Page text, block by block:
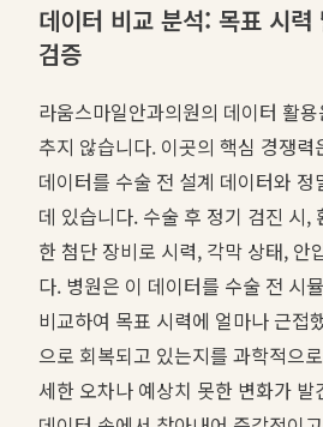
데이터 비교 분석: 목표 시력
검증
라움스마일안과의원의 데이터 활
추지 않습니다. 이곳의 핵심 경쟁력
데이터를 수술 전 설계 데이터와
데 있습니다. 수술 후 정기 검진 시,
한 첨단 장비로 시력, 각막 상태, 안
다. 병원은 이 데이터를 수술 전 시
비교하여 목표 시력에 얼마나 근접
으로 회복되고 있는지를 과학적으
세한 오차나 예상치 못한 변화가 발